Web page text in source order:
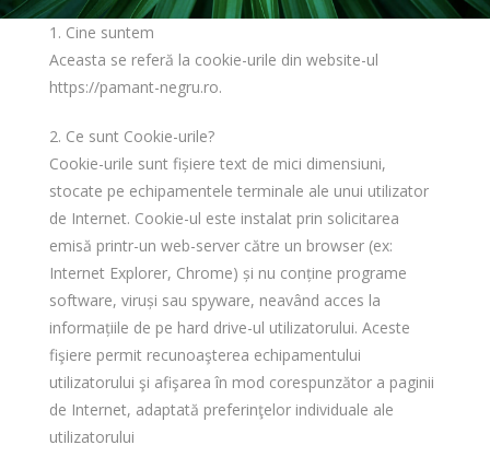
1. Cine suntem
Aceasta se referă la cookie-urile din website-ul
https://pamant-negru.ro.
2. Ce sunt Cookie-urile?
Cookie-urile sunt fișiere text de mici dimensiuni,
stocate pe echipamentele terminale ale unui utilizator
de Internet. Cookie-ul este instalat prin solicitarea
emisă printr-un web-server către un browser (ex:
Internet Explorer, Chrome) și nu conține programe
software, viruși sau spyware, neavând acces la
informațiile de pe hard drive-ul utilizatorului. Aceste
fişiere permit recunoaşterea echipamentului
utilizatorului şi afişarea în mod corespunzător a paginii
de Internet, adaptată preferinţelor individuale ale
utilizatorului